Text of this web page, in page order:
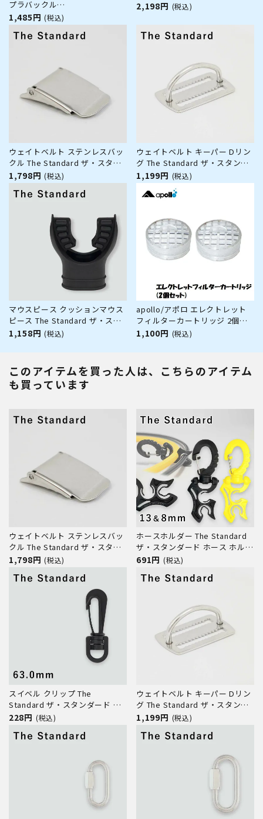
プラバックル
GG-4601[80409005]
1,485円 (税込)
2,198円 (税込)
ウェイトベルト ステンレスバッ
クル The Standard ザ・スタン
ダード バックル ステンレス製
ダイビング アクセサリー パーツ
1,798円 (税込)
ウェイトベルト キーパー Dリン
グ The Standard ザ・スタンダ
ード ステンレス製 ダイビング
アクセサリー パーツ
1,199円 (税込)
マウスピース クッションマウス
ピース The Standard ザ・スタ
ンダード ブラック シリコン ダ
1,158円 (税込)
apollo/アポロ エレクトレット
フィルターカートリッジ 2個セ
ット
1,100円 (税込)
このアイテムを買った人は、こちらのアイテム
も買っています
ウェイトベルト ステンレスバッ
クル The Standard ザ・スタン
ダード バックル ステンレス製
1,798円 (税込)
ホースホルダー The Standard
ザ・スタンダード ホース ホルダ
ー ダイビング アクセサリー パ
ゲージ BCD 重器材
691円 (税込)
スイベル クリップ The
Standard ザ・スタンダード ダ
イビング アクセサリー パーツ
228円 (税込)
ウェイトベルト キーパー Dリン
グ The Standard ザ・スタンダ
ード ステンレス製 ダイビング
1,199円 (税込)